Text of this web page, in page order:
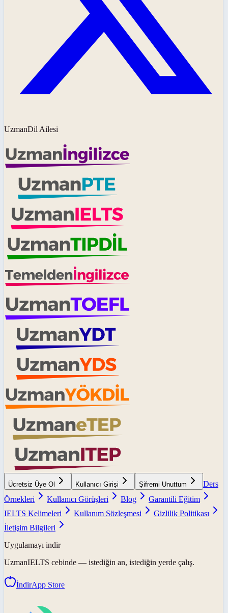
UzmanDil Ailesi
Ücretsiz Üye Ol Kullanıcı Girişi Şifremi Unuttum
Ders
Örnekleri
Kullanıcı Görüşleri Blog
Garantili Eğitim
IELTS Kelimeleri
Kullanım Sözleşmesi
Gizlilik Politikası
İletişim Bilgileri
Uygulamayı indir
UzmanIELTS cebinde — istediğin an, istediğin yerde çalış.
İndirApp Store